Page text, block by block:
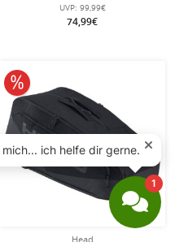
54,5x32x22,5cm
UVP: 99,99€
74,99€
Head
10% reduziert